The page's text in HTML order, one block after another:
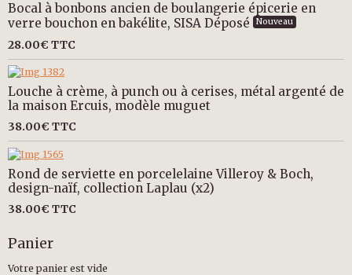
Bocal à bonbons ancien de boulangerie épicerie en
verre bouchon en bakélite, SISA Déposé
Nouveau
28.00€ TTC
Louche à crème, à punch ou à cerises, métal argenté de
la maison Ercuis, modèle muguet
38.00€ TTC
Rond de serviette en porcelelaine Villeroy & Boch,
design-naïf, collection Laplau (x2)
38.00€ TTC
Panier
Votre panier est vide